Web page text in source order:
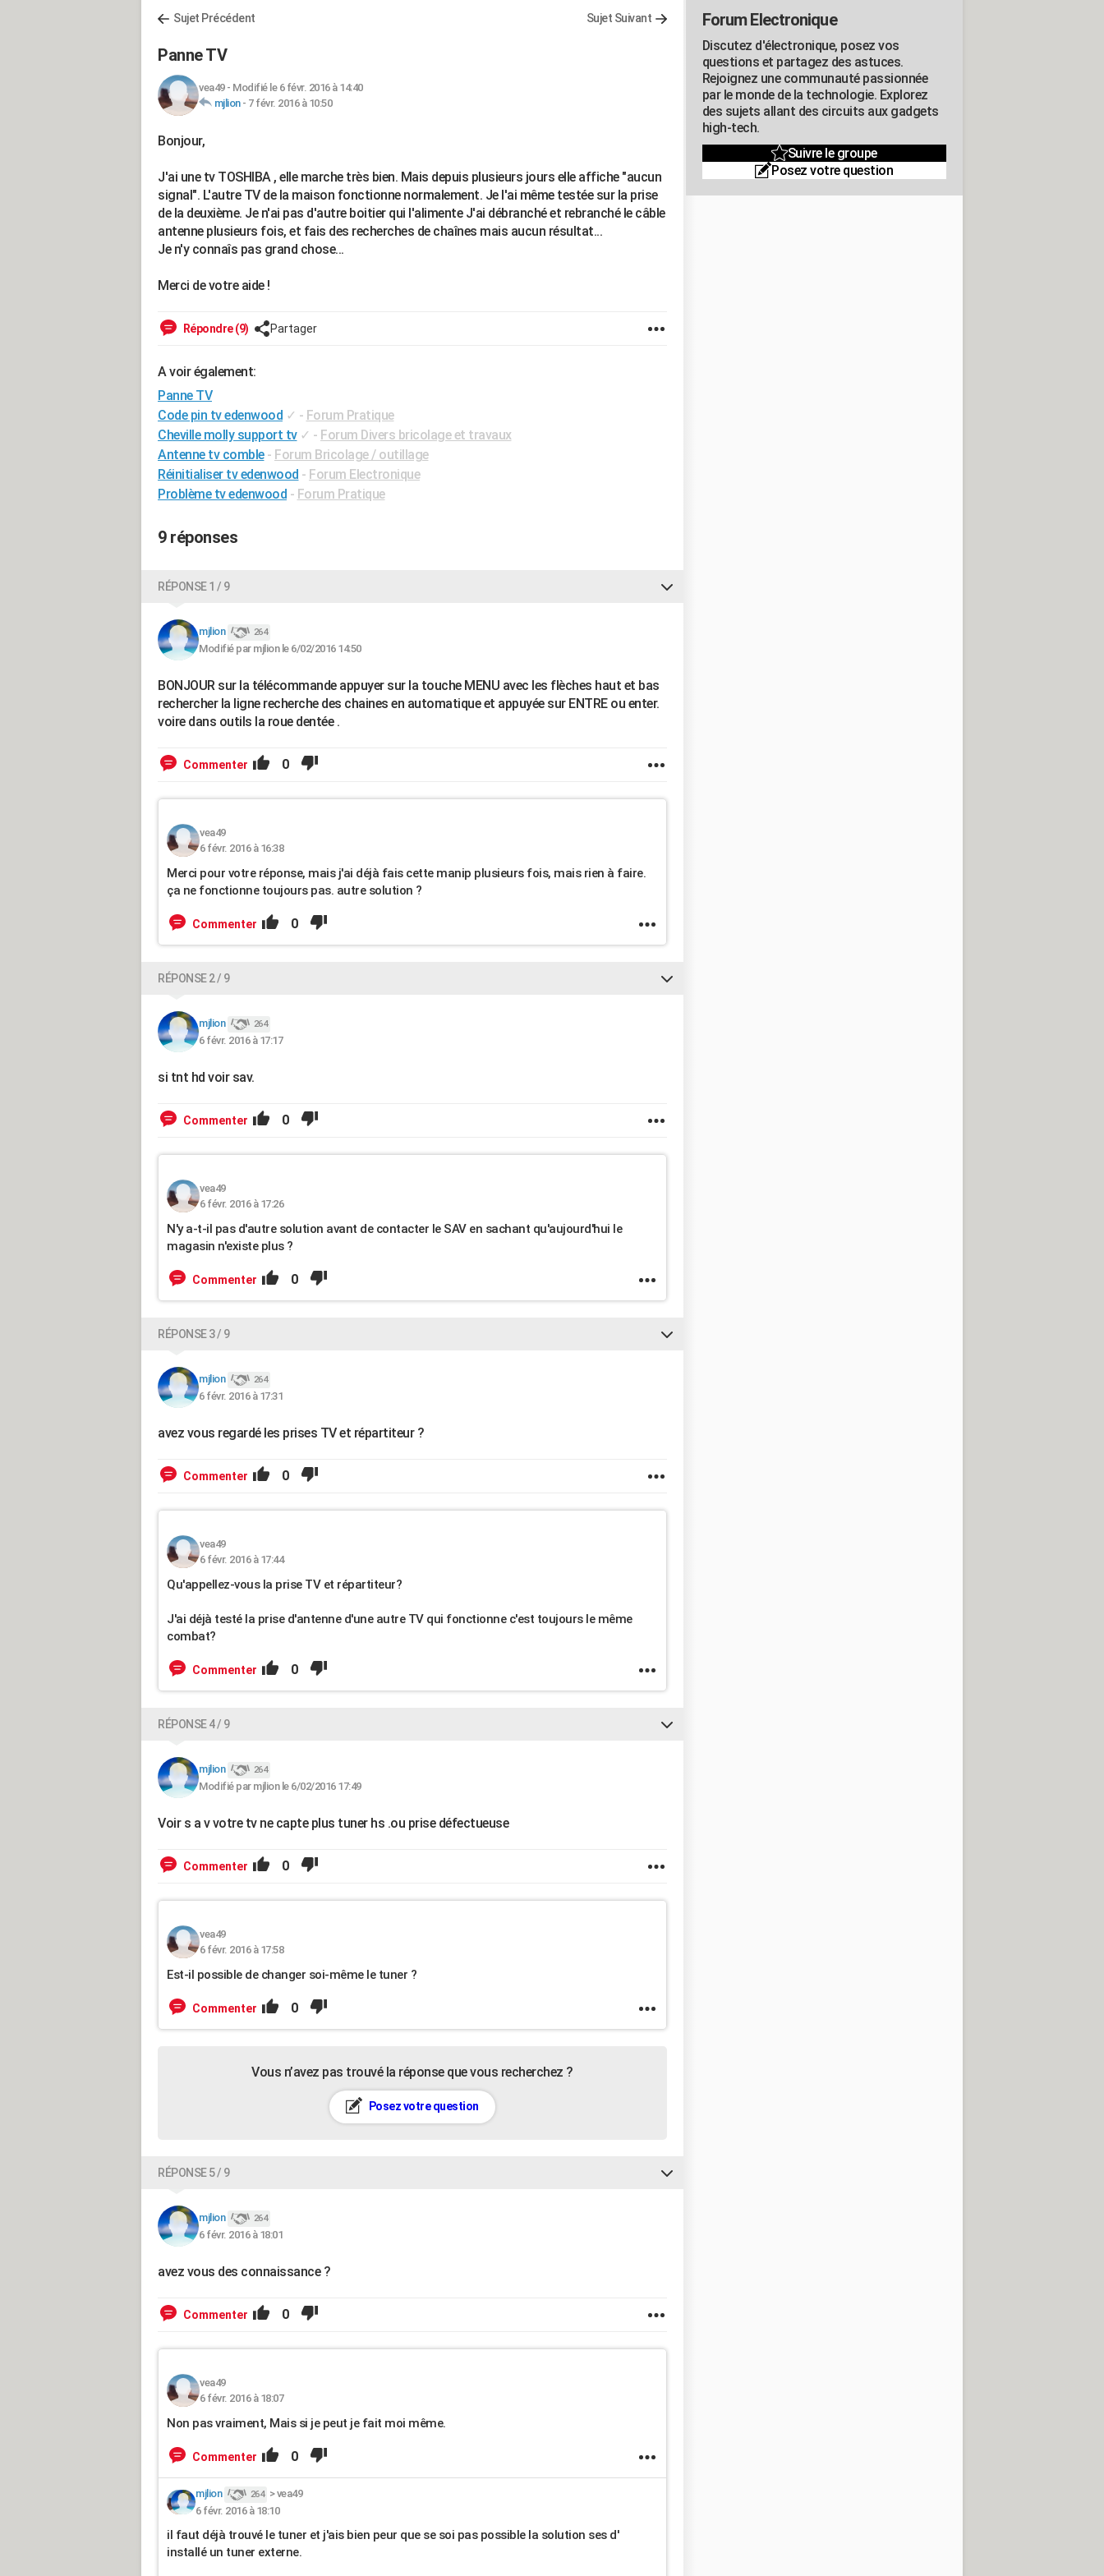
Sujet Précédent Sujet Suivant
Panne TV
vea49- Modifié le 6 févr. 2016 à 14:40
mjlion- 7 févr. 2016 à 10:50
Bonjour,
J'ai une tv TOSHIBA , elle marche très bien. Mais depuis plusieurs jours elle affiche "aucun
signal". L'autre TV de la maison fonctionne normalement. Je l'ai même testée sur la prise
de la deuxième. Je n'ai pas d'autre boitier qui l'alimente J'ai débranché et rebranché le câble
antenne plusieurs fois, et fais des recherches de chaînes mais aucun résultat...
Je n'y connaîs pas grand chose...
Merci de votre aide !
Répondre (9) Partager
A voir également:
Panne TV
Code pin tv edenwood ✓ - Forum Pratique
Cheville molly support tv ✓ - Forum Divers bricolage et travaux
Antenne tv comble - Forum Bricolage / outillage
Réinitialiser tv edenwood - Forum Electronique
Problème tv edenwood - Forum Pratique
9 réponses
RÉPONSE 1 / 9
mjlion 264
Modifié par mjlion le 6/02/2016 14:50
BONJOUR sur la télécommande appuyer sur la touche MENU avec les flèches haut et bas
rechercher la ligne recherche des chaines en automatique et appuyée sur ENTRE ou enter.
voire dans outils la roue dentée .
Commenter 0
vea49
6 févr. 2016 à 16:38
Merci pour votre réponse, mais j'ai déjà fais cette manip plusieurs fois, mais rien à faire.
ça ne fonctionne toujours pas. autre solution ?
Commenter 0
RÉPONSE 2 / 9
mjlion 264
6 févr. 2016 à 17:17
si tnt hd voir sav.
Commenter 0
vea49
6 févr. 2016 à 17:26
N'y a-t-il pas d'autre solution avant de contacter le SAV en sachant qu'aujourd'hui le
magasin n'existe plus ?
Commenter 0
RÉPONSE 3 / 9
mjlion 264
6 févr. 2016 à 17:31
avez vous regardé les prises TV et répartiteur ?
Commenter 0
vea49
6 févr. 2016 à 17:44
Qu'appellez-vous la prise TV et répartiteur?
J'ai déjà testé la prise d'antenne d'une autre TV qui fonctionne c'est toujours le même
combat?
Commenter 0
RÉPONSE 4 / 9
mjlion 264
Modifié par mjlion le 6/02/2016 17:49
Voir s a v votre tv ne capte plus tuner hs .ou prise défectueuse
Commenter 0
vea49
6 févr. 2016 à 17:58
Est-il possible de changer soi-même le tuner ?
Commenter 0
Vous n’avez pas trouvé la réponse que vous recherchez ?
Posez votre question
RÉPONSE 5 / 9
mjlion 264
6 févr. 2016 à 18:01
avez vous des connaissance ?
Commenter 0
vea49
6 févr. 2016 à 18:07
Non pas vraiment, Mais si je peut je fait moi même.
Commenter 0
mjlion 264 >vea49
6 févr. 2016 à 18:10
il faut déjà trouvé le tuner et j'ais bien peur que se soi pas possible la solution ses d'
installé un tuner externe.
Forum Electronique
Discutez d'électronique, posez vos
questions et partagez des astuces.
Rejoignez une communauté passionnée
par le monde de la technologie. Explorez
des sujets allant des circuits aux gadgets
high-tech.
Suivre le groupe
Posez votre question